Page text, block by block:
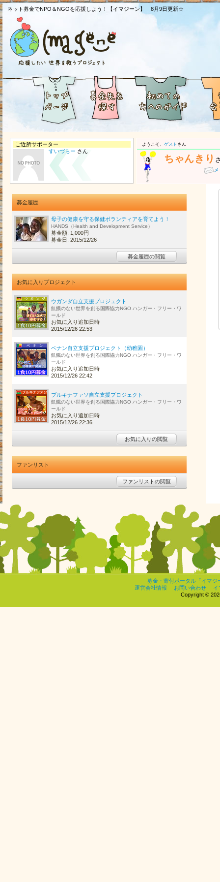
ネット募金でNPO＆NGOを応援しよう！【イマジーン】 8月9日更新☆
ご近所サポーター
すいづらー さん
ようこそ、 ゲスト さん
ちゃんきり
募金履歴
母子の健康を守る保健ボランティアを育てよう！
HANDS（Health and Development Service）
募金額: 1,000円
募金日: 2015/12/26
募金履歴の閲覧
お気に入りプロジェクト
ウガンダ自立支援プロジェクト
飢餓のない世界を創る国際協力NGO ハンガー・フリー・ワ
ールド
お気に入り追加日時
2015/12/26 22:53
ベナン自立支援プロジェクト（幼稚園）
飢餓のない世界を創る国際協力NGO ハンガー・フリー・ワ
ールド
お気に入り追加日時
2015/12/26 22:42
ブルキナファソ自立支援プロジェクト
飢餓のない世界を創る国際協力NGO ハンガー・フリー・ワ
ールド
お気に入り追加日時
2015/12/26 22:36
お気に入りの閲覧
ファンリスト
ファンリストの閲覧
募金・寄付ポータル「イマジ
運営会社情報
お問い合わせ
イ
Copyright ©